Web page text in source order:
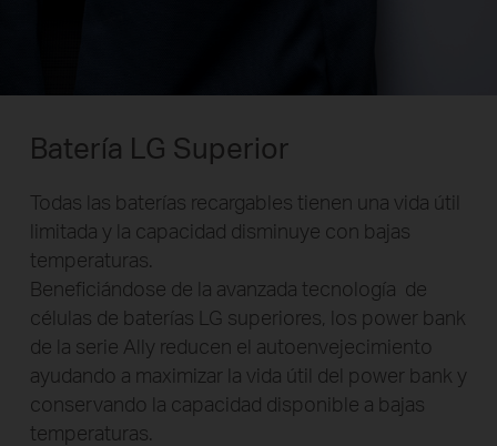
Batería LG Superior
Todas las baterías recargables tienen una vida útil
limitada y la capacidad disminuye con bajas
temperaturas.
Beneficiándose de la avanzada tecnología de
células de baterías LG superiores, los power bank
de la serie Ally reducen el autoenvejecimiento
ayudando a maximizar la vida útil del power bank y
conservando la capacidad disponible a bajas
temperaturas.